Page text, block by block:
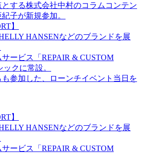
する株式会社中村のコラムコンテン
子が新規参加。
】
HANSENなどのブランドを展
ービス「REPAIR & CUSTOM
クに常設。
参加した、ローンチイベント当日を
】
HANSENなどのブランドを展
ービス「REPAIR & CUSTOM